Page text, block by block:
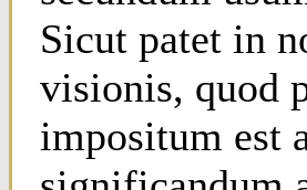
Sicut patet in
visionis, quod
impositum est